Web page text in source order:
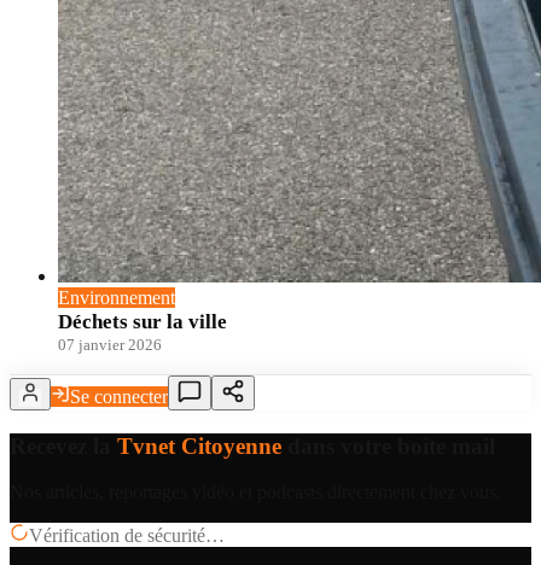
Environnement
Déchets sur la ville
07 janvier 2026
Se connecter
Tvnet Citoyenne
Vérification de sécurité…